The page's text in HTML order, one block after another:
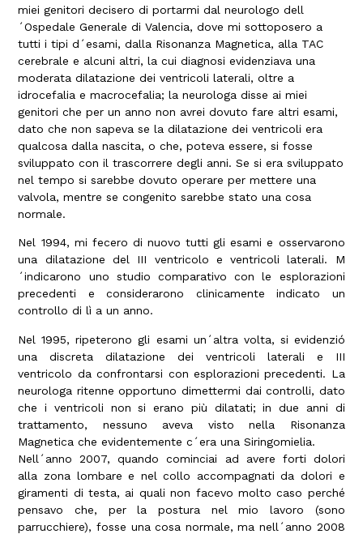
miei genitori decisero di portarmi dal neurologo dell
´Ospedale Generale di Valencia, dove mi sottoposero a
tutti i tipi d´esami, dalla Risonanza Magnetica, alla TAC
cerebrale e alcuni altri, la cui diagnosi evidenziava una
moderata dilatazione dei ventricoli laterali, oltre a
idrocefalia e macrocefalia; la neurologa disse ai miei
genitori che per un anno non avrei dovuto fare altri esami,
dato che non sapeva se la dilatazione dei ventricoli era
qualcosa dalla nascita, o che, poteva essere, si fosse
sviluppato con il trascorrere degli anni. Se si era sviluppato
nel tempo si sarebbe dovuto operare per mettere una
valvola, mentre se congenito sarebbe stato una cosa
normale.
Nel 1994, mi fecero di nuovo tutti gli esami e osservarono
una dilatazione del III ventricolo e ventricoli laterali. M
´indicarono uno studio comparativo con le esplorazioni
precedenti e considerarono clinicamente indicato un
controllo di lì a un anno.
Nel 1995, ripeterono gli esami un´altra volta, si evidenzió
una discreta dilatazione dei ventricoli laterali e III
ventricolo da confrontarsi con esplorazioni precedenti. La
neurologa ritenne opportuno dimettermi dai controlli, dato
che i ventricoli non si erano più dilatati; in due anni di
trattamento, nessuno aveva visto nella Risonanza
Magnetica che evidentemente c´era una Siringomielia.
Nell´anno 2007, quando cominciai ad avere forti dolori
alla zona lombare e nel collo accompagnati da dolori e
giramenti di testa, ai quali non facevo molto caso perché
pensavo che, per la postura nel mio lavoro (sono
parrucchiere), fosse una cosa normale, ma nell´anno 2008